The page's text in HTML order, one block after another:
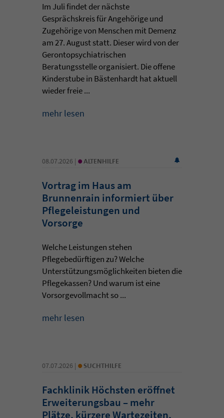
Im Juli findet der nächste
Gesprächskreis für Angehörige und
Zugehörige von Menschen mit Demenz
am 27. August statt. Dieser wird von der
Gerontopsychiatrischen
Beratungsstelle organisiert. Die offene
Kinderstube in Bästenhardt hat aktuell
wieder freie ...
mehr lesen
08.07.2026 | • ALTENHILFE
Vortrag im Haus am
Brunnenrain informiert über
Pflegeleistungen und
Vorsorge
Welche Leistungen stehen
Pflegebedürftigen zu? Welche
Unterstützungsmöglichkeiten bieten die
Pflegekassen? Und warum ist eine
Vorsorgevollmacht so ...
mehr lesen
07.07.2026 | • SUCHTHILFE
Fachklinik Höchsten eröffnet
Erweiterungsbau – mehr
Plätze, kürzere Wartezeiten,